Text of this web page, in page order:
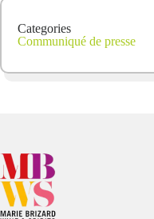
Categories
Communiqué de presse